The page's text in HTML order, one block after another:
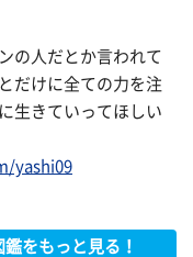
の人だとか言われて
だけに全ての力を注
生きていってほしい
yashi09
をもっと見る！